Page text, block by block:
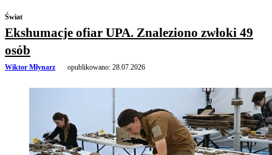
Świat
Ekshumacje ofiar UPA. Znaleziono zwłoki 49
osób
Wiktor Młynarz opublikowano: 28.07.2026